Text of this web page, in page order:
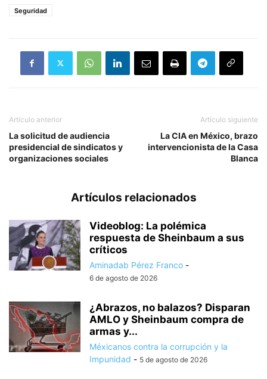
Seguridad
Artículo anterior
La solicitud de audiencia
presidencial de sindicatos y
organizaciones sociales
Artículo siguiente
La CIA en México, brazo
intervencionista de la Casa
Blanca
Artículos relacionados
Videoblog: La polémica
respuesta de Sheinbaum a sus
críticos
Aminadab Pérez Franco -
6 de agosto de 2026
¿Abrazos, no balazos? Disparan
AMLO y Sheinbaum compra de
armas y...
Méxicanos contra la corrupción y la
Impunidad - 5 de agosto de 2026